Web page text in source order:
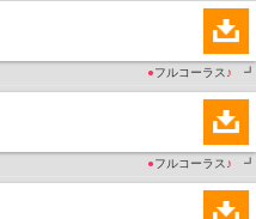
●フルコーラス ♪ ┛
●フルコーラス ♪ ┛